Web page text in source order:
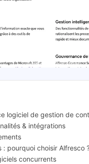
Alfresco: présentation
logiciel de gestion de
& intégrations
pourquoi choisir Alfresco
concurrents